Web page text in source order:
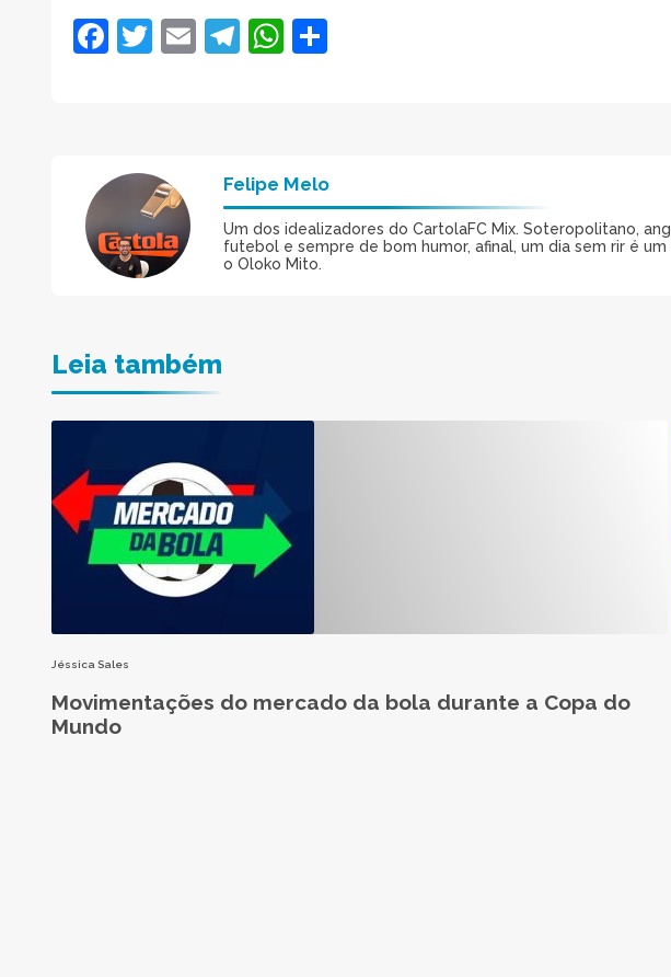
Facebook
Twitter
EmailTelegram
WhatsApp
Felipe Melo
Um dos idealizadores do CartolaFC Mix. Soteropolitano,
futebol e sempre de bom humor, afinal, um dia sem rir é
o Oloko Mito.
Leia também
Jéssica Sales
Movimentações do mercado da bola durante a Copa do
Mundo